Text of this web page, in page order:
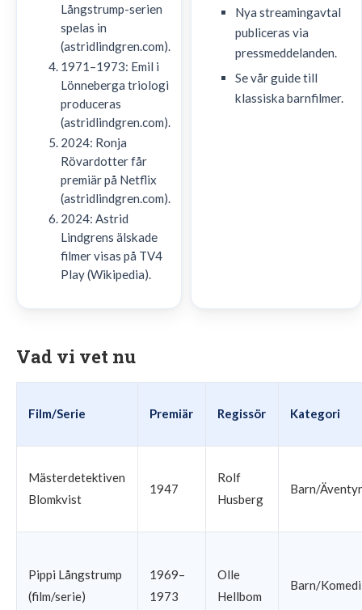
Långstrump-serien
spelas in
(astridlindgren.com).
1971–1973: Emil i
Lönneberga triologi
produceras
(astridlindgren.com).
2024: Ronja
Rövardotter får
premiär på Netflix
(astridlindgren.com).
2024: Astrid
Lindgrens älskade
filmer visas på TV4
Play (Wikipedia).
Nya streamingavtal
publiceras via
pressmeddelanden.
Se vår guide till
klassiska barnfilmer.
Vad vi vet nu
Film/Serie Premiär Regissör Kategori
Mästerdetektiven
Blomkvist
1947
Rolf
Husberg
Barn/
Pippi Långstrump
(film/serie)
1969–
1973
Olle
Hellbom
Barn/Komedi